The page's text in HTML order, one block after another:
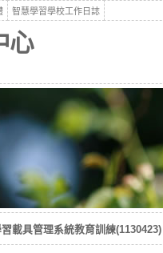
智慧學習學校工作日誌
心
載具管理系統教育訓練(1130423)